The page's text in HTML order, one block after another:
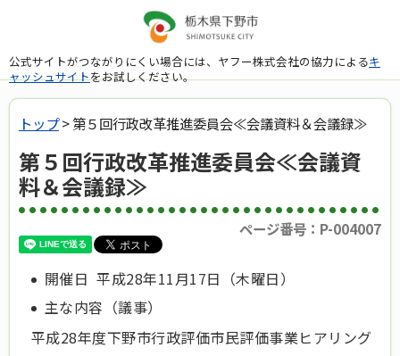
公式サイトがつながりにくい場合には、ヤフー株式会社の協力によるキ
ャッシュサイトをお試しください。
トップ> 第５回行政改革推進委員会≪会議資料＆会議録≫
第５回行政改革推進委員会≪会議資
料＆会議録≫
ページ番号：P-004007
開催日 平成28年11月17日（木曜日）
主な内容（議事）
平成28年度下野市行政評価市民評価事業ヒアリング